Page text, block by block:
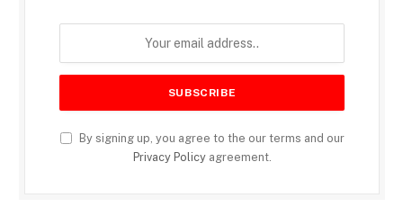
By signing up, you agree to the our terms and our
Privacy Policyagreement.